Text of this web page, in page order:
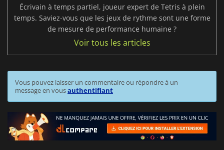
Écrivain à temps partiel, joueur expert de Tetris à plein
temps. Saviez-vous que les jeux de rythme sont une forme
de mesure de performance humaine ?
Voir tous les articles
Vous pouvez laisser un commentaire ou répondre à un
message en vousauthentifiant